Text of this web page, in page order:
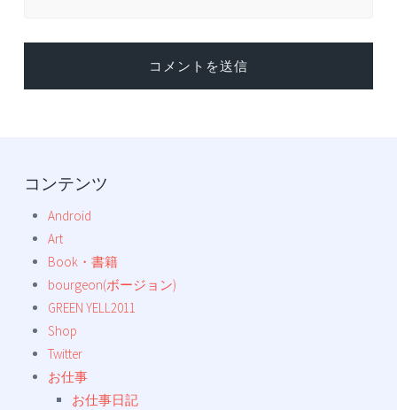
コンテンツ
Android
Art
Book・書籍
bourgeon(ボージョン)
GREEN YELL2011
Shop
Twitter
お仕事
お仕事日記